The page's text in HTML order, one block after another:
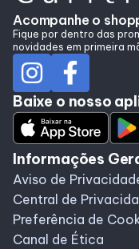
Acompanhe o
Fique por dentro das
novidades em primeira
Baixe o nosso
Informações
Aviso de
Central de
Preferência de
Canal de Ética